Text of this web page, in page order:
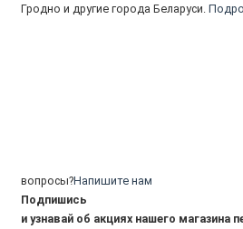
Гродно и другие города Беларуси.
вопросы?Напишите нам
Подпишись
и узнавай об акциях нашего магазина